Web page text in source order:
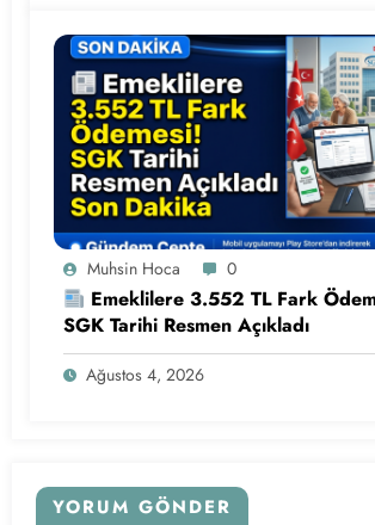
Muhsin Hoca 0
Emeklilere 3.552 TL Fark
SGK Tarihi Resmen Açıkladı
Ağustos 4, 2026
YORUM GÖNDER